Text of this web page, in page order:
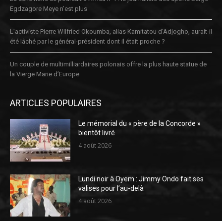
Egdzagore Meye n’est plus
L’activiste Pierre Wilfried Okoumba, alias Kamitatou d’Adjogho, aurait-il
été lâché par le général-président dont il était proche ?
Un couple de multimilliardaires polonais offre la plus haute statue de
la Vierge Marie d’Europe
ARTICLES POPULAIRES
Le mémorial du « père de la Concorde »
bientôt livré
4 août 2026
Lundi noir à Oyem : Jimmy Ondo fait ses
valises pour l’au-delà
4 août 2026